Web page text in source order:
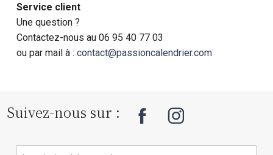
Service client
Une question ?
Contactez-nous au 06 95 40 77 03
ou par mail à :contact@passioncalendrier.com
Suivez-nous sur :